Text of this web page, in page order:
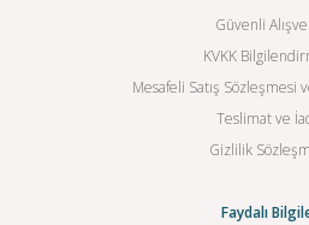
Güvenli
KVKK
Mesafeli Satış Sözleşmesi
Teslimat ve
Gizlilik
Faydalı